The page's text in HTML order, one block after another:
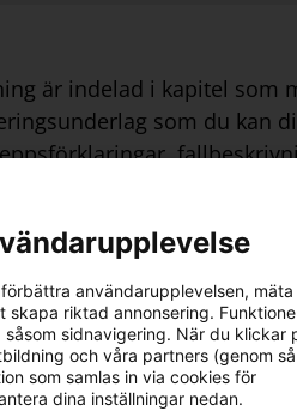
är indelad i kapitel som
som du kan
tillgång till ett
med leveranstillfället.
Gy21. användarupplevelsen, mäta
riktad annonsering.
sidnavigering. När du klickar
och våra partners (genom
som samlas in via cookies för
dina inställningar nedan.